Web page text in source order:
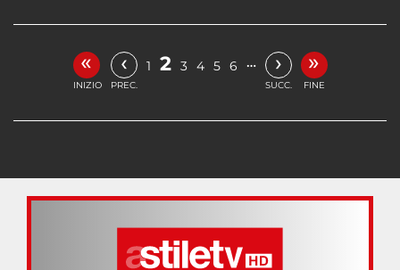
«
INIZIO
‹
PREC.
1 2 3 4 5 6 … ›
SUCC.
»
FINE